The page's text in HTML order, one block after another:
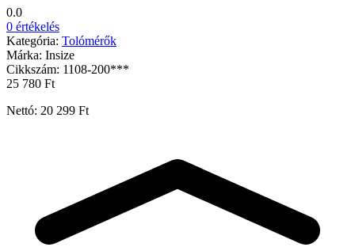
0.0
0 értékelés
Kategória: Tolómérők
Márka: Insize
Cikkszám: 1108-200***
25 780 Ft
Nettó: 20 299 Ft